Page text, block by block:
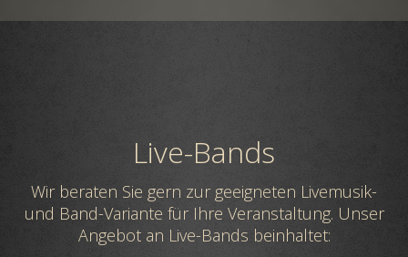
Live-Bands
Wir beraten Sie gern zur geeigneten Livemusik-
und Band-Variante für Ihre Veranstaltung. Unser
Angebot an Live-Bands beinhaltet: